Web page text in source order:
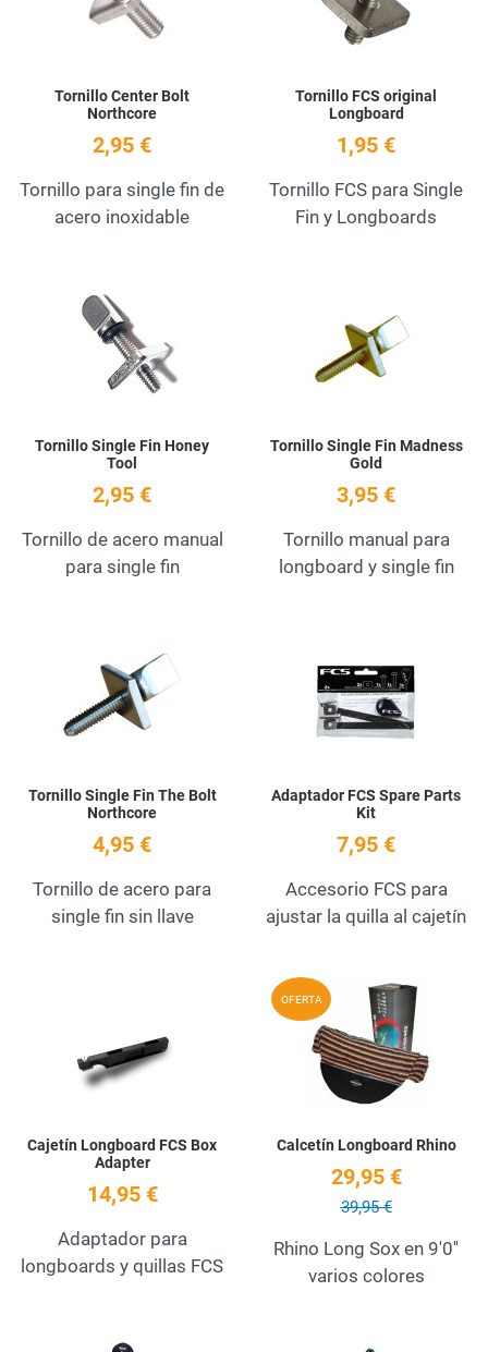
Tornillo Center Bolt
Northcore
2,95 €
Tornillo para single fin de
acero inoxidable
Tornillo FCS original
Longboard
1,95 €
Tornillo FCS para Single
Fin y Longboards
Tornillo Single Fin Honey
Tool
2,95 €
Tornillo de acero manual
para single fin
Tornillo Single Fin Madness
Gold
3,95 €
Tornillo manual para
longboard y single fin
Quick View
Tornillo Single Fin The Bolt
Northcore
4,95 €
Tornillo de acero para
single fin sin llave
Adaptador FCS Spare Parts
Kit
7,95 €
Accesorio FCS para
ajustar la quilla al cajetín
Add to Wishlist
Quick View
Cajetín Longboard FCS Box
Adapter
14,95 €
Adaptador para
longboards y quillas FCS
OFERTA
Calcetín Longboard Rhino
29,95 €
39,95 €
Rhino Long Sox en 9'0''
varios colores